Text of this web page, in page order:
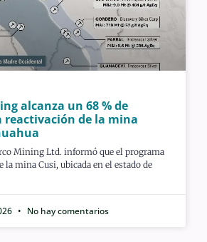
alcanza un 68 % de
reactivación de la mina
Mining Ltd. informó que el programa
la mina Cusi, ubicada en el estado de
No hay comentarios